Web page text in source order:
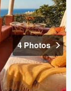
4 Photos